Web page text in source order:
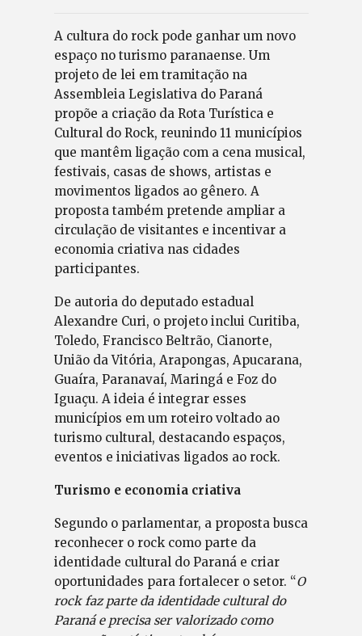
A cultura do rock pode ganhar um novo
espaço no turismo paranaense. Um
projeto de lei em tramitação na
Assembleia Legislativa do Paraná
propõe a criação da Rota Turística e
Cultural do Rock, reunindo 11 municípios
que mantêm ligação com a cena musical,
festivais, casas de shows, artistas e
movimentos ligados ao gênero. A
proposta também pretende ampliar a
circulação de visitantes e incentivar a
economia criativa nas cidades
participantes.
De autoria do deputado estadual
Alexandre Curi, o projeto inclui Curitiba,
Toledo, Francisco Beltrão, Cianorte,
União da Vitória, Arapongas, Apucarana,
Guaíra, Paranavaí, Maringá e Foz do
Iguaçu. A ideia é integrar esses
municípios em um roteiro voltado ao
turismo cultural, destacando espaços,
eventos e iniciativas ligados ao rock.
Turismo e economia criativa
Segundo o parlamentar, a proposta busca
reconhecer o rock como parte da
identidade cultural do Paraná e criar
oportunidades para fortalecer o setor. “O
rock faz parte da identidade cultural do
Paraná e precisa ser valorizado como